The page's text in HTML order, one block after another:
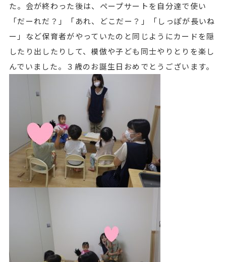
た。会が終わった後は、ペープサートを自分達で使い
「だーれだ？」「あれ、どこだー？」「しっぽが長いね
ー」など保育者がやっていたのと同じようにカードを隠
したり出したりして、模倣や子ども同士やりとりを楽し
んでいました。３歳のお誕生日おめでとうございます。